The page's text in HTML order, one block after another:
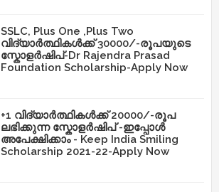
SSLC, Plus One ,Plus Two
വിദ്യാർത്ഥികൾക്ക് 30000/-രൂപയുടെ
സ്കോളർഷിപ്-Dr Rajendra Prasad
Foundation Scholarship-Apply Now
+1 വിദ്യാർത്ഥികൾക്ക് 20000/-രൂപ
ലഭിക്കുന്ന സ്കോളർഷിപ് -ഇപ്പോൾ
അപേക്ഷിക്കാം - Keep India Smiling
Scholarship 2021-22-Apply Now